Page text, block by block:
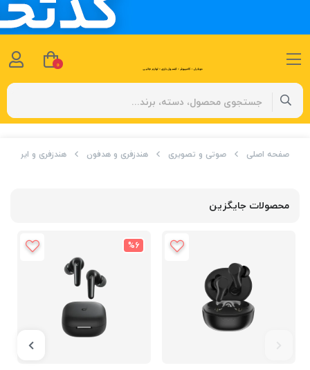
صفحه اصلی صوتی و تصویری هندزفری و هدفون هندزفری و ایرباد
محصولات جایگزین
%6
0